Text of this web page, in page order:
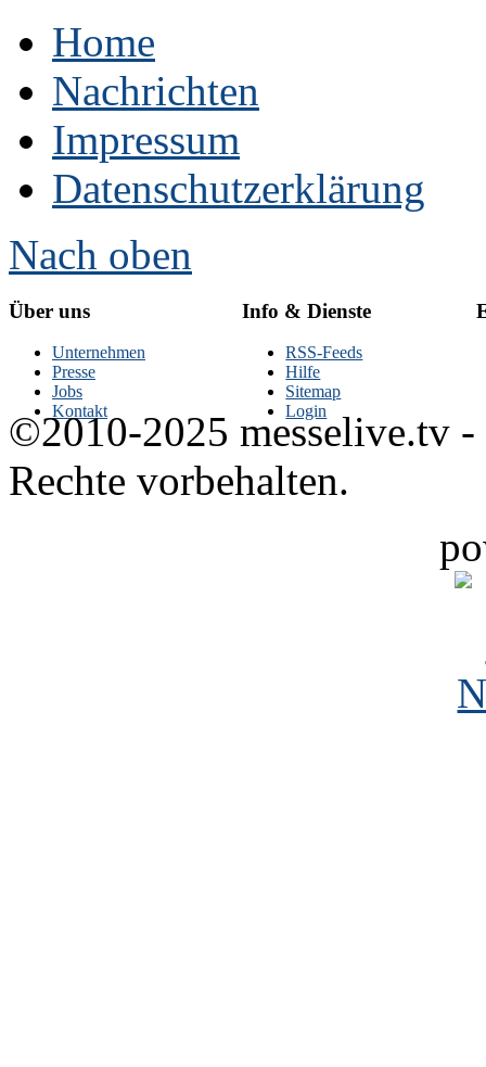
Home
Nachrichten
Impressum
Datenschutzerklärung
Nach oben
Über uns
Unternehmen
Presse
Jobs
Kontakt
Info & Dienste
RSS-Feeds
Hilfe
Sitemap
Login
©2010-2025 messelive.tv -
Rechte vorbehalten.